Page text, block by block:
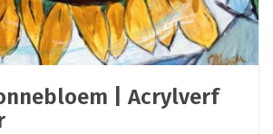
| Acrylverf